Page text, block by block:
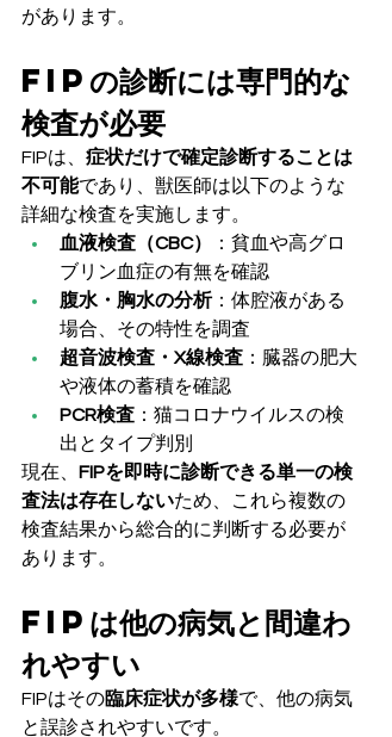
があります。
FIPの診断には専門的な
検査が必要
FIPは、 症状だけで確定診断することは
不可能であり、獣医師は以下のような
詳細な検査を実施します。
血液検査（CBC）
：貧血や高グロ
ブリン血症の有無を確認
腹水・胸水の分析：体腔液がある
場合、その特性を調査
超音波検査・X線検査 ：臓器の肥大
や液体の蓄積を確認
PCR検査 ：猫コロナウイルスの検
出とタイプ判別
現在、 FIPを即時に診断できる単一の検
査法は存在しないため、これら複数の
検査結果から総合的に判断する必要が
あります。
FIPは他の病気と間違わ
れやすい
FIPはその臨床症状が多様で、他の病気
と誤診されやすいです。